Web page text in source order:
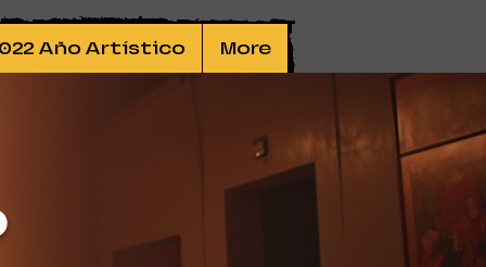
Año Artístico More